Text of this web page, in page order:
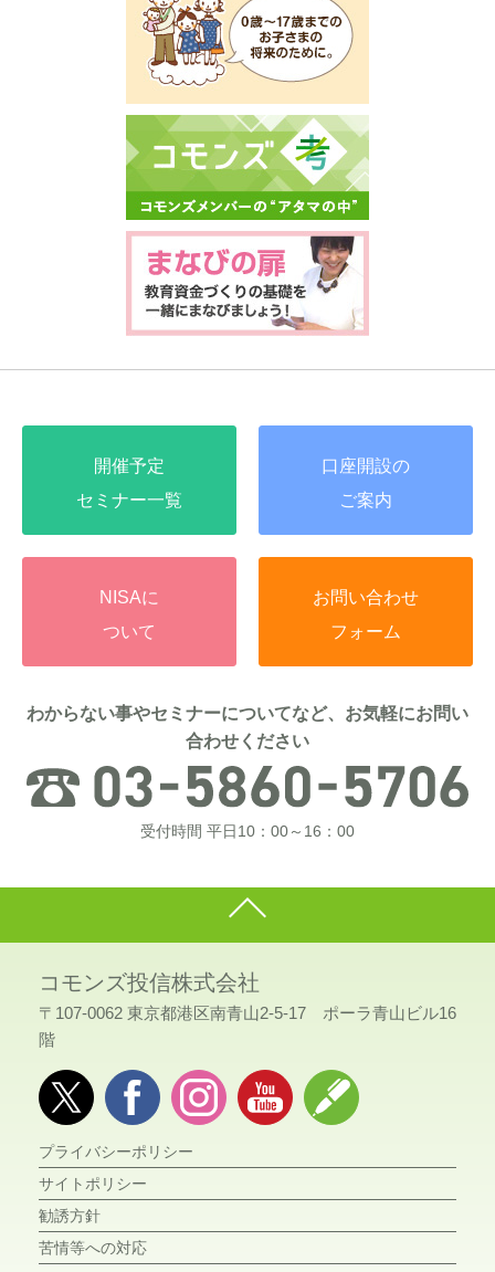
開催予定
セミナー一覧
口座開設の
ご案内
NISAに
ついて
お問い合わせ
フォーム
わからない事やセミナーについてなど、お気軽にお問い
合わせください
受付時間 平日10：00～16：00
コモンズ投信株式会社
〒107-0062 東京都港区南青山2-5-17 ポーラ青山ビル16
階
プライバシーポリシー
サイトポリシー
勧誘方針
苦情等への対応